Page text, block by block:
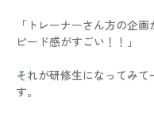
「トレーナーさん方の企
ピード感がすごい！！」
それが研修生になってみ
す。